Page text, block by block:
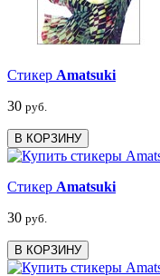
Стикер Amatsuki
30 руб.
В КОРЗИНУ
Стикер Amatsuki
30 руб.
В КОРЗИНУ